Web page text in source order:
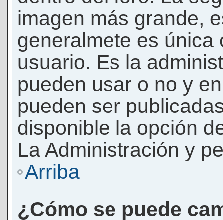
imagen más grande,
generalmete es única
usuario. Es la
pueden usar o no y
pueden ser
disponible la opción
La Administración y
Arriba
¿Cómo se puede